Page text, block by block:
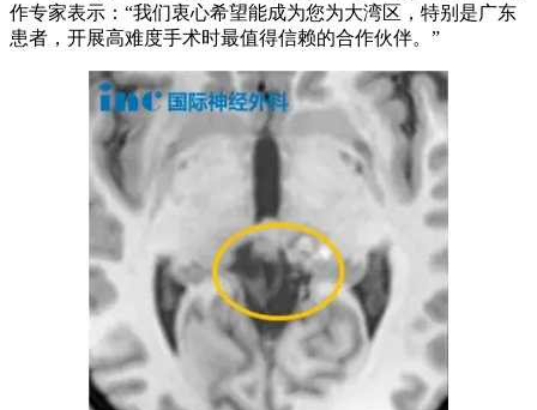
作专家表示：“我们衷心希望能成为您为大湾区，特别是广东
患者，开展高难度手术时最值得信赖的合作伙伴。”